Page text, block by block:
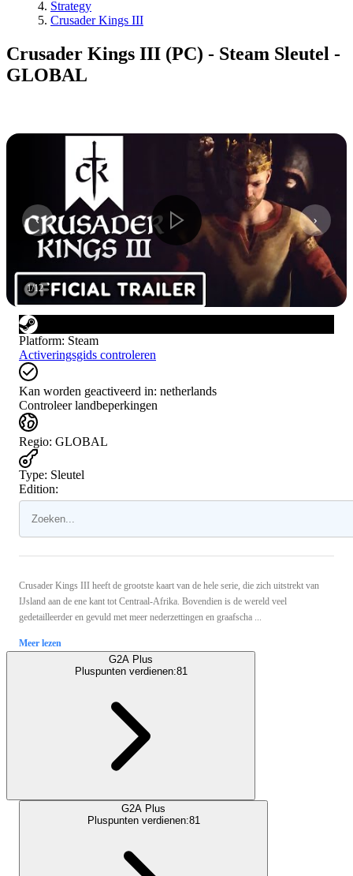
Strategy
Crusader Kings III
Crusader Kings III (PC) - Steam Sleutel -
GLOBAL
1/12
Platform: Steam
Activeringsgids controleren
Kan worden geactiveerd in: netherlands
Controleer landbeperkingen
Regio: GLOBAL
Type: Sleutel
Edition:
Crusader Kings III heeft de grootste kaart van de hele serie, die zich uitstrekt van
IJsland aan de ene kant tot Centraal-Afrika. Bovendien is de wereld veel
gedetailleerder en gevuld met meer nederzettingen en graafscha ...
Meer lezen
G2A Plus
Pluspunten verdienen:81
G2A Plus
Pluspunten verdienen:81